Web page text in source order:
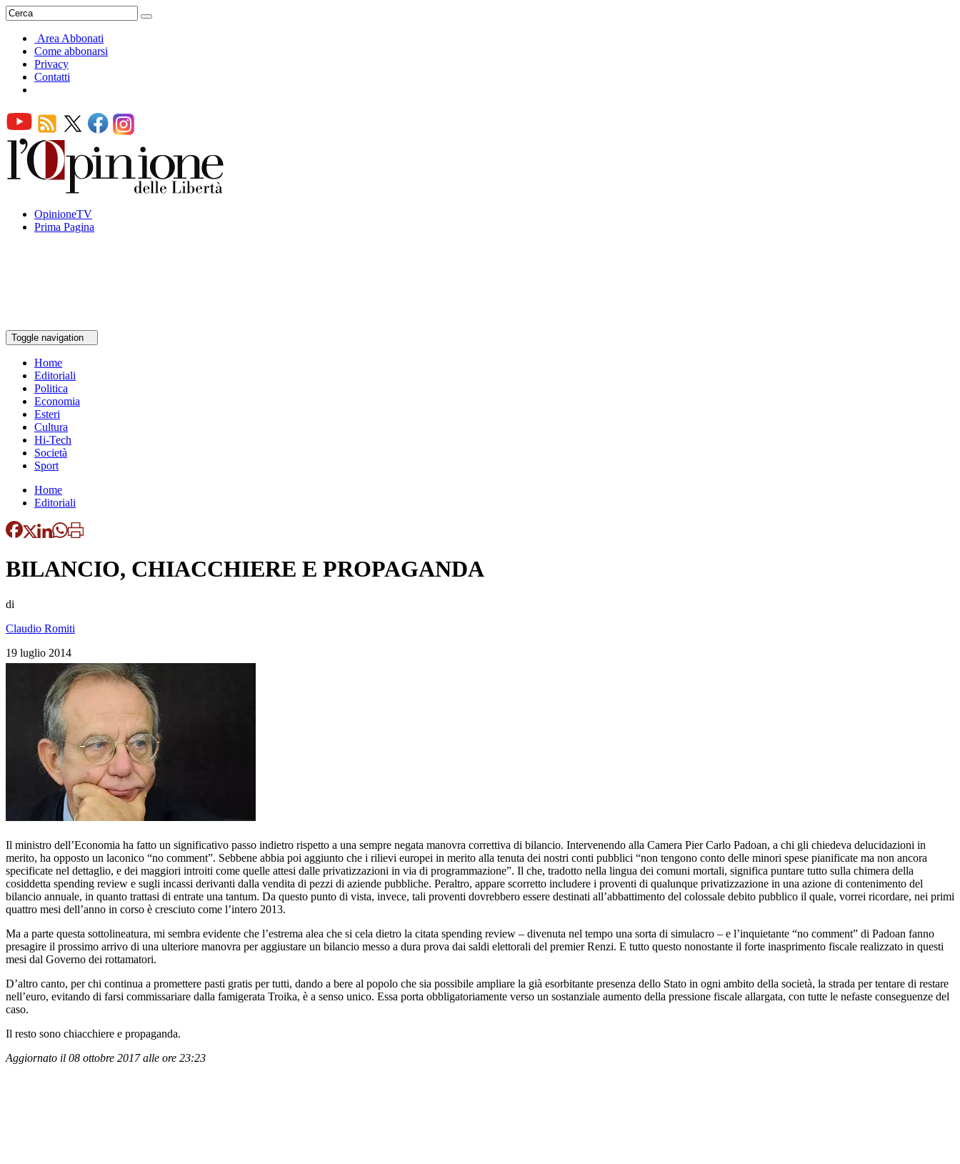
Area Abbonati
Come abbonarsi
Privacy
Contatti
OpinioneTV
Prima Pagina
Toggle navigation
Home
Editoriali
Politica
Economia
Esteri
Cultura
Hi-Tech
Società
Sport
Home
Editoriali
BILANCIO, CHIACCHIERE E PROPAGANDA
di
Claudio Romiti
19 luglio 2014
Il ministro dell’Economia ha fatto un significativo passo indietro rispetto a una sempre negata manovra correttiva di bilancio. Intervenendo alla Camera Pier Carlo Padoan, a chi gli chiedeva delucidazioni in
merito, ha opposto un laconico “no comment”. Sebbene abbia poi aggiunto che i rilievi europei in merito alla tenuta dei nostri conti pubblici “non tengono conto delle minori spese pianificate ma non ancora
specificate nel dettaglio, e dei maggiori introiti come quelle attesi dalle privatizzazioni in via di programmazione”. Il che, tradotto nella lingua dei comuni mortali, significa puntare tutto sulla chimera della
cosiddetta spending review e sugli incassi derivanti dalla vendita di pezzi di aziende pubbliche. Peraltro, appare scorretto includere i proventi di qualunque privatizzazione in una azione di contenimento del
bilancio annuale, in quanto trattasi di entrate una tantum. Da questo punto di vista, invece, tali proventi dovrebbero essere destinati all’abbattimento del colossale debito pubblico il quale, vorrei ricordare, nei primi
quattro mesi dell’anno in corso è cresciuto come l’intero 2013.
Ma a parte questa sottolineatura, mi sembra evidente che l’estrema alea che si cela dietro la citata spending review – divenuta nel tempo una sorta di simulacro – e l’inquietante “no comment” di Padoan fanno
presagire il prossimo arrivo di una ulteriore manovra per aggiustare un bilancio messo a dura prova dai saldi elettorali del premier Renzi. E tutto questo nonostante il forte inasprimento fiscale realizzato in questi
mesi dal Governo dei rottamatori.
D’altro canto, per chi continua a promettere pasti gratis per tutti, dando a bere al popolo che sia possibile ampliare la già esorbitante presenza dello Stato in ogni ambito della società, la strada per tentare di restare
nell’euro, evitando di farsi commissariare dalla famigerata Troika, è a senso unico. Essa porta obbligatoriamente verso un sostanziale aumento della pressione fiscale allargata, con tutte le nefaste conseguenze del
caso.
Il resto sono chiacchiere e propaganda.
Aggiornato il 08 ottobre 2017 alle ore 23:23